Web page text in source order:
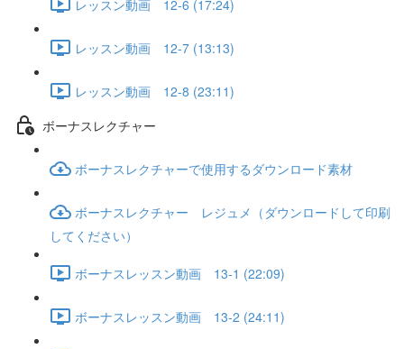
レッスン動画 12-6 (17:24)
レッスン動画 12-7 (13:13)
レッスン動画 12-8 (23:11)
ボーナスレクチャー
ボーナスレクチャーで使用するダウンロード素材
ボーナスレクチャー レジュメ（ダウンロードして印刷
してください）
ボーナスレッスン動画 13-1 (22:09)
ボーナスレッスン動画 13-2 (24:11)